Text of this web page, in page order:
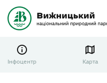
Інфоцентр Карта